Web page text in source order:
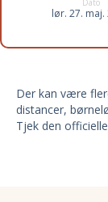
lør. 27. maj.
Der kan være
distancer,
Tjek den